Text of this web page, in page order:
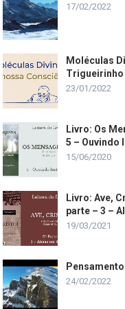
17/02/2022
Moléculas
Trigueirinho
23/01/2022
Livro: Os
5 – Ouvindo
15/06/2020
Livro: Ave,
parte – 3 –
19/03/2021
24/02/2022